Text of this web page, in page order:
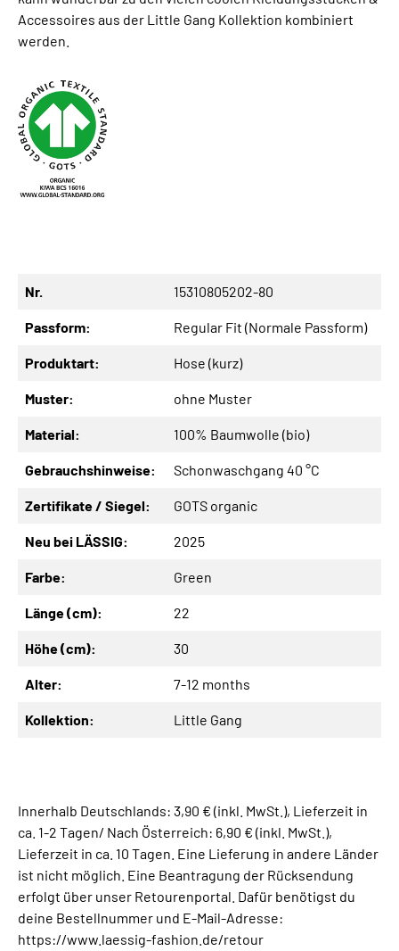
Accessoires aus der Little Gang Kollektion kombiniert
werden.
Nr. 15310805202-80
Passform: Regular Fit (Normale Passform)
Produktart: Hose (kurz)
Muster: ohne Muster
Material: 100% Baumwolle (bio)
Gebrauchshinweise: Schonwaschgang 40 °C
Zertifikate / Siegel: GOTS organic
Neu bei LÄSSIG: 2025
Farbe: Green
Länge (cm): 22
Höhe (cm): 30
Alter: 7-12 months
Kollektion: Little Gang
Innerhalb Deutschlands: 3,90 € (inkl. MwSt.), Lieferzeit in
ca. 1-2 Tagen/ Nach Österreich: 6,90 € (inkl. MwSt.),
Lieferzeit in ca. 10 Tagen. Eine Lieferung in andere Länder
ist nicht möglich. Eine Beantragung der Rücksendung
erfolgt über unser Retourenportal. Dafür benötigst du
deine Bestellnummer und E-Mail-Adresse:
https://www.laessig-fashion.de/retour